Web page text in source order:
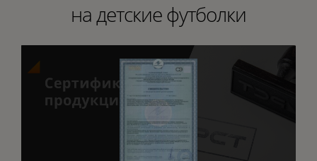
на детские футболки